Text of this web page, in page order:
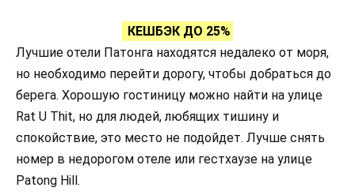
КЕШБЭК ДО 25%
Лучшие отели Патонга находятся недалеко от моря,
но необходимо перейти дорогу, чтобы добраться до
берега. Хорошую гостиницу можно найти на улице
Rat U Thit, но для людей, любящих тишину и
спокойствие, это место не подойдет. Лучше снять
номер в недорогом отеле или гестхаузе на улице
Patong Hill.